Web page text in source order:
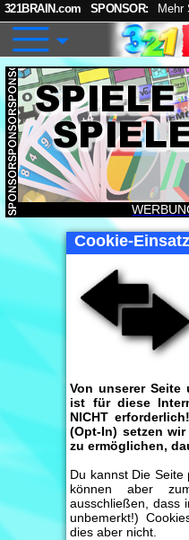
321BRAIN.com SPONSOR: Mehr
Cookie-Einsatz
Von unserer Seite
ist für diese
NICHT
(Opt-In) setzen
zu ermöglichen,
Du kannst Die
können aber
ausschließen, dass
unbemerkt!)
dies aber nicht.